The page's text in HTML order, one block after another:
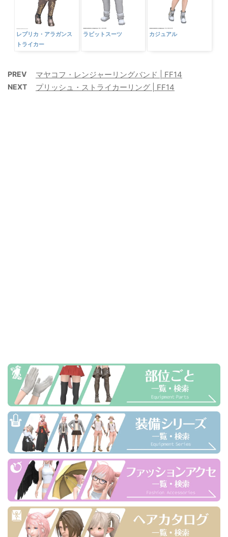
レプリカ・アラガンス
トライカー
ラビットスーツ カジュアル
PREV マヤコフ・レンジャーリングバンド | FF14
NEXT プリッシュ・ストライカーリング | FF14